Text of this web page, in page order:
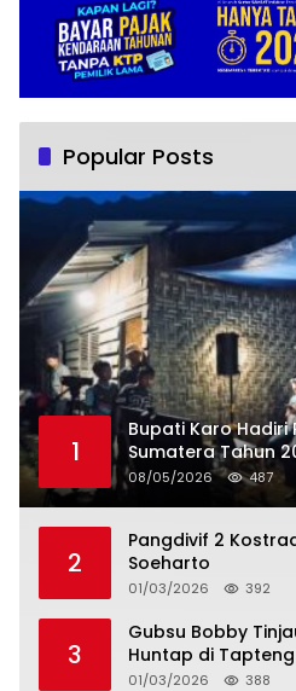
Popular Posts
1
Bupati Karo Hadiri
Sumatera Tahun
08/05/2026 487
2
Pangdivif 2
Soeharto
01/03/2026 392
3
Gubsu Bobby
Huntap di Tapteng
01/03/2026 388